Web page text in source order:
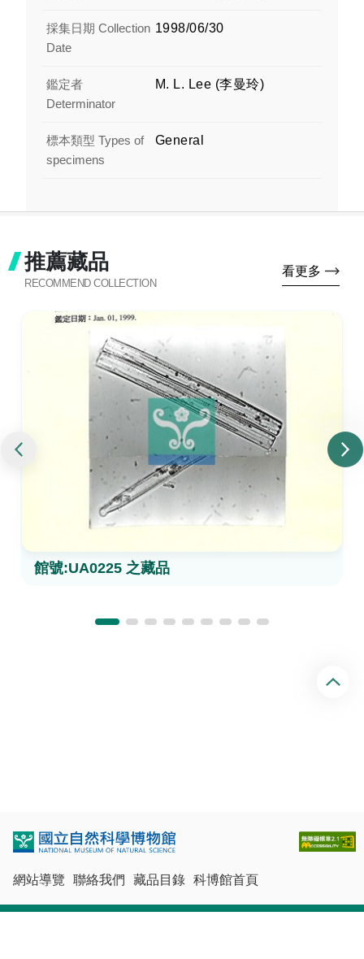
採集日期 Collection
Date
1998/06/30
鑑定者
Determinator
M. L. Lee (李曼玲)
標本類型 Types of
specimens
General
推薦藏品
RECOMMEND COLLECTION
看更多
館號:UA0225 之藏品
網站導覽 聯絡我們 藏品目錄 科博館首頁
回
頂
端